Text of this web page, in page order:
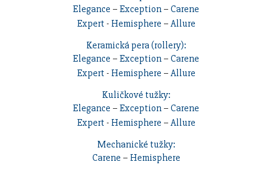
Elegance – Exception – Carene
Expert - Hemisphere – Allure
Keramická pera (rollery):
Elegance – Exception – Carene
Expert - Hemisphere – Allure
Kuličkové tužky:
Elegance – Exception – Carene
Expert - Hemisphere – Allure
Mechanické tužky:
Carene – Hemisphere